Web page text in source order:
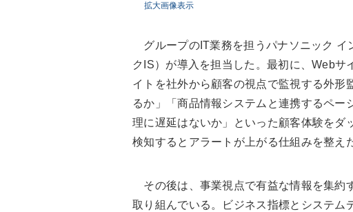
拡大画像表示
グループのIT業務を担うパナソニック イ
クIS）が導入を担当した。最初に、Web
イトを社外から顧客の視点で監視する外形
るか」「商品情報システムと連携するペ
理に遅延はないか」といった顧客体験をダ
検知するとアラートが上がる仕組みを整え
その後は、事業視点で有益な情報を集約
取り組んでいる。ビジネス指標とシステム